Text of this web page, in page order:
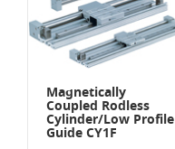
Magnetically
Coupled Rodless
Cylinder/Low Profile
Guide CY1F